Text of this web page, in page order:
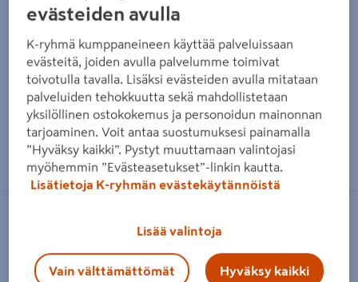
Zoomaa kuvaa sormilla kosketusnäytöllä
Akkuiskuporakone DeWalt
DCD805NT 18V XR TSTAK runko
evästeiden avulla
K-ryhmä kumppaneineen käyttää palveluissaan
evästeitä, joiden avulla palvelumme toimivat
toivotulla tavalla. Lisäksi evästeiden avulla mitataan
palveluiden tehokkuutta sekä mahdollistetaan
yksilöllinen ostokokemus ja personoidun mainonnan
tarjoaminen. Voit antaa suostumuksesi painamalla
”Hyväksy kaikki”. Pystyt muuttamaan valintojasi
myöhemmin ”Evästeasetukset”-linkin kautta.
Lisätietoja K-ryhmän evästekäytännöistä
Lisää valintoja
Vain välttämättömät Hyväksy kaikki